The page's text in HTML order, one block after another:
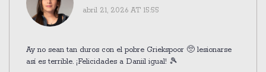
abril 21, 2026 AT 15:55
Ay no sean tan duros con el pobre Griekspoor 🥺 lesionarse
así es terrible. ¡Felicidades a Daniil igual! 🎾